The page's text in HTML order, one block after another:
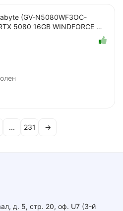
(GV-N5080WF3OC-
5080 16GB WINDFORCE OC
... 231 →
д. 5, стр. 20, оф. U7 (3-й